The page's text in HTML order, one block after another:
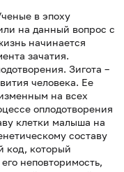
в эпоху
на данный вопрос с
начинается
зачатия.
Зигота –
человека. Ее
на всех
оплодотворения
клетки малыша на
составу
код, который
неповторимость,